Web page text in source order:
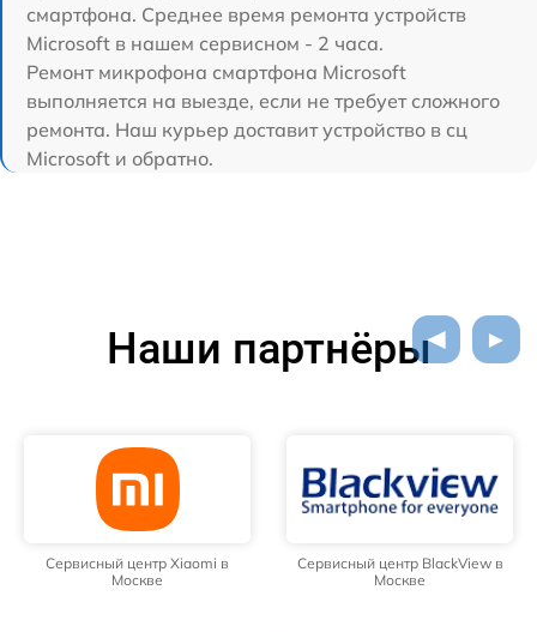
смартфона. Среднее время ремонта устройств
Microsoft в нашем сервисном - 2 часа.
Ремонт микрофона смартфона Microsoft
выполняется на выезде, если не требует сложного
ремонта. Наш курьер доставит устройство в сц
Microsoft и обратно.
Наши партнёры
Сервисный центр Xiaomi в
Москве
Сервисный центр BlackView в
Москве